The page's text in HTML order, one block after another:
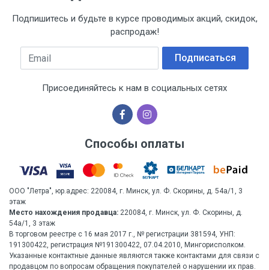
Подпишитесь и будьте в курсе проводимых акций, скидок,
распродаж!
Email Подписаться
Присоединяйтесь к нам в социальных сетях
Способы оплаты
ООО "Летра", юр.адрес: 220084, г. Минск, ул. Ф. Скорины, д. 54а/1, 3
этаж
Место нахождения продавца: 220084, г. Минск, ул. Ф. Скорины, д.
54а/1, 3 этаж
В торговом реестре с 16 мая 2017 г., № регистрации 381594, УНП:
191300422, регистрация №191300422, 07.04.2010, Мингорисполком.
Указанные контактные данные являются также контактами для связи с
продавцом по вопросам обращения покупателей о нарушении их прав.